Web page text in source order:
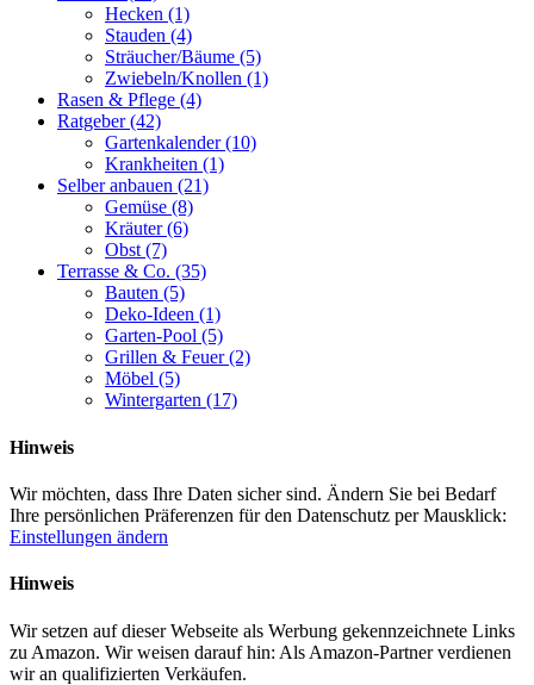
Hecken (1)
Stauden (4)
Sträucher/Bäume (5)
Zwiebeln/Knollen (1)
Rasen & Pflege (4)
Ratgeber(42)
Gartenkalender(10)
Krankheiten (1)
Selber anbauen (21)
Gemüse (8)
Kräuter(6)
Obst(7)
Terrasse & Co. (35)
Bauten (5)
Deko-Ideen (1)
Garten-Pool (5)
Grillen & Feuer(2)
Möbel (5)
Wintergarten (17)
Hinweis
Wir möchten, dass Ihre Daten sicher sind. Ändern Sie bei Bedarf
Ihre persönlichen Präferenzen für den Datenschutz per Mausklick:
Einstellungen ändern
Hinweis
Wir setzen auf dieser Webseite als Werbung gekennzeichnete Links
zu Amazon. Wir weisen darauf hin: Als Amazon-Partner verdienen
wir an qualifizierten Verkäufen.